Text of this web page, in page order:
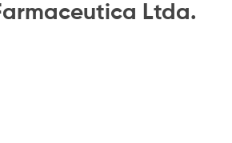
Ltda.